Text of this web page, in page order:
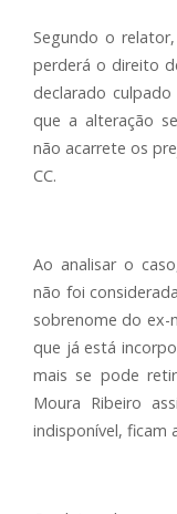
Segundo o
perderá o direito
declarado
que a alteração
não acarrete os
CC.
Ao analisar o
não foi
sobrenome do ex-
que já está
mais se pode
Moura Ribeiro
indisponível, ficam